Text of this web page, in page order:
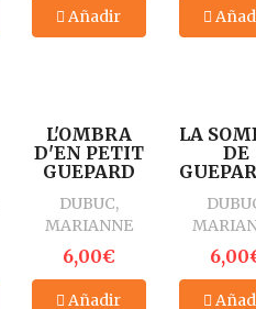
Añadir
L'OMBRA
D'EN PETIT
GUEPARD
DUBUC,
MARIANNE
6,00€
Añadir
LA
DE